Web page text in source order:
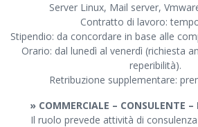
Server Linux, Mail server,
Contratto di lavoro:
Stipendio: da concordare in base alle
Orario: dal lunedì al venerdì (richiesta
reperibilità).
Retribuzione supplementare:
» COMMERCIALE – CONSULENTE
Il ruolo prevede attività di